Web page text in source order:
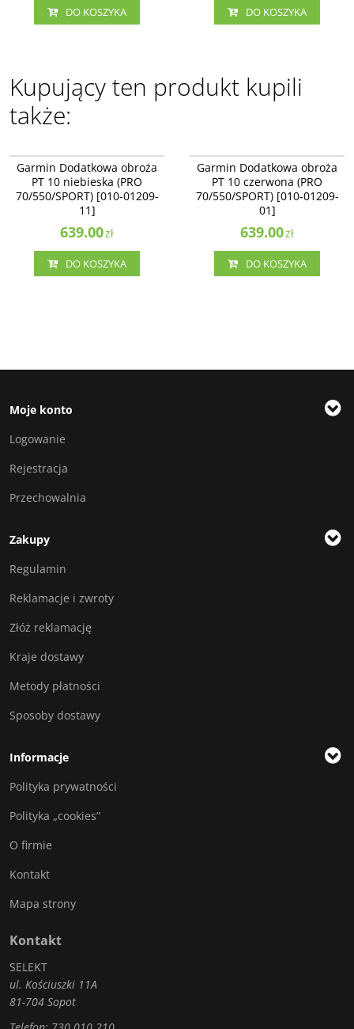
DO KOSZYKA DO KOSZYKA
Kupujący ten produkt kupili
także:
NAJLEPSZE
Garmin Dodatkowa obroża
PT 10 niebieska (PRO
70/550/SPORT) [010-01209-
11]
639.00zł
DO KOSZYKA
NAJLEPSZE
Garmin Dodatkowa obroża
PT 10 czerwona (PRO
70/550/SPORT) [010-01209-
01]
639.00zł
DO KOSZYKA
Moje konto
Logowanie
Rejestracja
Przechowalnia
Zakupy
Regulamin
Reklamacje i zwroty
Złóż reklamację
Kraje dostawy
Metody płatności
Sposoby dostawy
Informacje
Polityka prywatności
Polityka „cookies”
O firmie
Kontakt
Mapa strony
Kontakt
SELEKT
ul. Kościuszki 11A
81-704 Sopot